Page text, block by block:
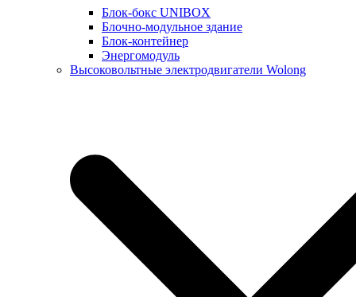
Блок-бокс UNIBOX
Блочно-модульное здание
Блок-контейнер
Энергомодуль
Высоковольтные электродвигатели Wolong